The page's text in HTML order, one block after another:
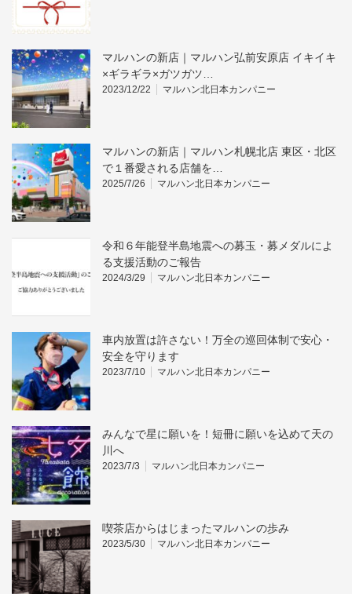
マルハンの新店｜マルハン弘前安原店 イキイキ
×ギラギラ×ガツガツ…
2023/12/22 マルハン北日本カンパニー
マルハンの新店｜マルハン札幌北店 東区・北区
で１番愛される店舗を…
2025/7/26 マルハン北日本カンパニー
令和６年能登半島地震への募玉・募メダルによ
る支援活動のご報告
2024/3/29 マルハン北日本カンパニー
車内放置は許さない！万全の巡回体制で安心・
安全を守ります
2023/7/10 マルハン北日本カンパニー
みんなで星に願いを！短冊に願いを込めて天の
川へ
2023/7/3 マルハン北日本カンパニー
喫茶店からはじまったマルハンの歩み
2023/5/30 マルハン北日本カンパニー